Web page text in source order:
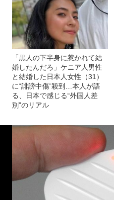
「黒人の下半身に惹かれて結
婚したんだろ」ケニア人男性
と結婚した日本人女性（31）
に“誹謗中傷”殺到…本人が語
る、日本で感じる“外国人差
別”のリアル